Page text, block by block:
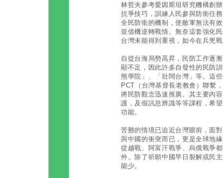
林哲夫參考愛因斯坦研究機構創
抗爭技巧，訓練人民參與防衛任
全民防衛的機制，使敵軍無法有
並借機逆轉戰情。無奈這套強化
台灣未能得到重視，如今在兵兇
自從台海局勢高昇，民防工作逐
顯不足，因此許多自發性的民防
熊學院」、「壯闊台灣」等。這
PCT（台灣基督長老教會）聯繫
將民防觀念迅速推廣。其主要內
護，及假訊息辨識等等課程，希
功能。
苦難的情境已迫近台灣眼前，面
與中國的衝突而已，更是全球地
從越戰、阿富汗戰爭、烏俄戰爭
外。除了祈願中國早日裂解或民
能少。